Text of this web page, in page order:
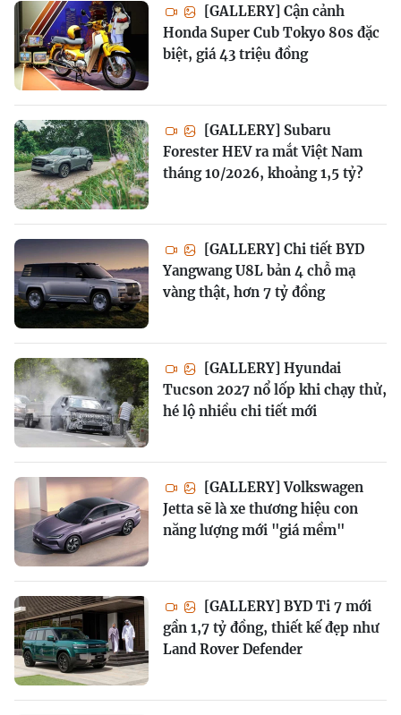
[GALLERY] Cận cảnh
Honda Super Cub Tokyo 80s đặc
biệt, giá 43 triệu đồng
[GALLERY] Subaru
Forester HEV ra mắt Việt Nam
tháng 10/2026, khoảng 1,5 tỷ?
[GALLERY] Chi tiết BYD
Yangwang U8L bản 4 chỗ mạ
vàng thật, hơn 7 tỷ đồng
[GALLERY] Hyundai
Tucson 2027 nổ lốp khi chạy thử,
hé lộ nhiều chi tiết mới
[GALLERY] Volkswagen
Jetta sẽ là xe thương hiệu con
năng lượng mới "giá mềm"
[GALLERY] BYD Ti 7 mới
gần 1,7 tỷ đồng, thiết kế đẹp như
Land Rover Defender